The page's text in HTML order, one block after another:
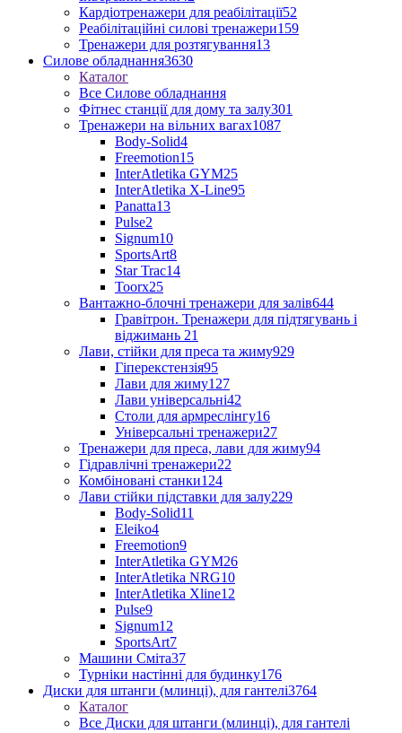
Кардіотренажери для реабілітації52
Реабілітаційні силові тренажери159
Тренажери для розтягування13
Силове обладнання3630
Каталог
Все Силове обладнання
Фітнес станції для дому та залу301
Тренажери на вільних вагах1087
Body-Solid4
Freemotion15
InterAtletika GYM25
InterAtletika X-Line95
Panatta13
Pulse2
Signum10
SportsArt8
Star Trac14
Toorx25
Вантажно-блочні тренажери для залів644
Гравітрон. Тренажери для підтягувань і
віджимань 21
Лави, стійки для преса та жиму929
Гіперекстензія95
Лави для жиму127
Лави універсальні42
Столи для армреслінгу16
Універсальні тренажери27
Тренажери для преса, лави для жиму94
Гідравлічні тренажери22
Комбіновані станки124
Лави стійки підставки для залу229
Body-Solid11
Eleiko4
Freemotion9
InterAtletika GYM26
InterAtletika NRG10
InterAtletika Xline12
Pulse9
Signum12
SportsArt7
Машини Сміта37
Турніки настінні для будинку176
Диски для штанги (млинці), для гантелі3764
Каталог
Все Диски для штанги (млинці), для гантелі